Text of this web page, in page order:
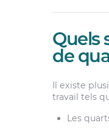
Quels
de
Il existe
travail tels
Les